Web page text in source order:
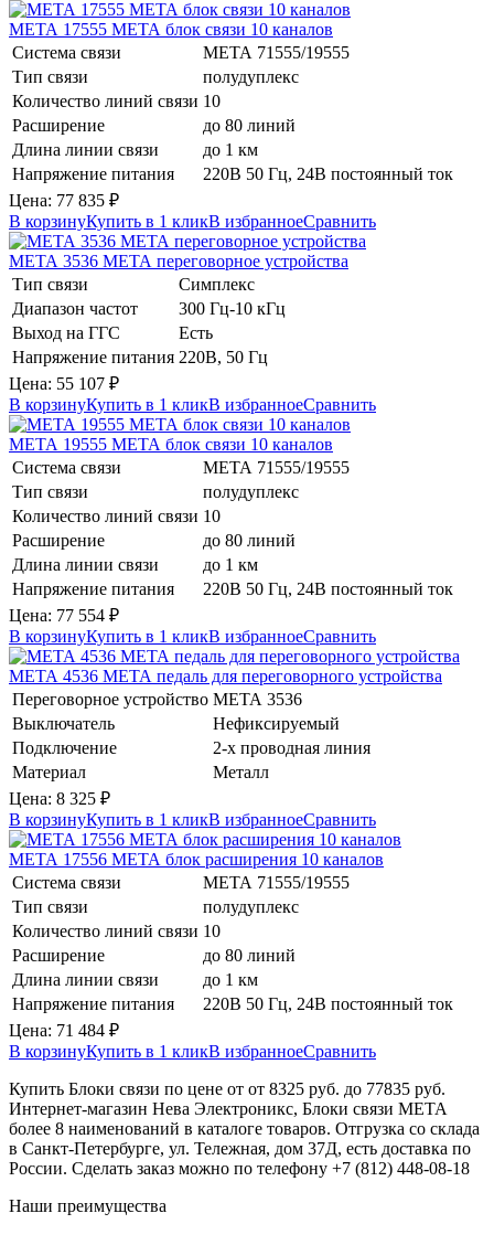
МЕТА 17555 МЕТА блок связи 10 каналов
Система связи
МЕТА 71555/19555
Тип связи
полудуплекс
Количество линий связи 10
Расширение
до 80 линий
Длина линии связи
до 1 км
Напряжение питания
220В 50 Гц, 24В постоянный ток
Цена: 77 835 ₽
В корзинуКупить в 1 кликВ избранноеСравнить
МЕТА 3536 МЕТА переговорное устройства
Тип связи
Симплекс
Диапазон частот
300 Гц-10 кГц
Выход на ГГС
Есть
Напряжение питания 220В, 50 Гц
Цена: 55 107 ₽
В корзинуКупить в 1 кликВ избранноеСравнить
МЕТА 19555 МЕТА блок связи 10 каналов
Система связи
МЕТА 71555/19555
Тип связи
полудуплекс
Количество линий связи 10
Расширение
до 80 линий
Длина линии связи
до 1 км
Напряжение питания
220В 50 Гц, 24В постоянный ток
Цена: 77 554 ₽
В корзинуКупить в 1 кликВ избранноеСравнить
МЕТА 4536 МЕТА педаль для переговорного устройства
Переговорное устройство МЕТА 3536
Выключатель
Нефиксируемый
Подключение
2-х проводная линия
Материал
Металл
Цена: 8 325 ₽
В корзинуКупить в 1 кликВ избранноеСравнить
МЕТА 17556 МЕТА блок расширения 10 каналов
Система связи
МЕТА 71555/19555
Тип связи
полудуплекс
Количество линий связи 10
Расширение
до 80 линий
Длина линии связи
до 1 км
Напряжение питания
220В 50 Гц, 24В постоянный ток
Цена: 71 484 ₽
В корзинуКупить в 1 кликВ избранноеСравнить
Купить Блоки связи по цене от от 8325 руб. до 77835 руб.
Интернет-магазин Нева Электроникс, Блоки связи МЕТА
более 8 наименований в каталоге товаров. Отгрузка со склада
в Санкт-Петербурге, ул. Тележная, дом 37Д, есть доставка по
России. Сделать заказ можно по телефону +7 (812) 448-08-18
Наши преимущества